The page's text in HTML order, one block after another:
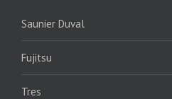
Saunier Duval
Fujitsu
Tres